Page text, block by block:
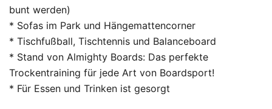
bunt werden)
* Sofas im Park und Hängemattencorner
* Tischfußball, Tischtennis und Balanceboard
* Stand von Almighty Boards: Das perfekte
Trockentraining für jede Art von Boardsport!
* Für Essen und Trinken ist gesorgt